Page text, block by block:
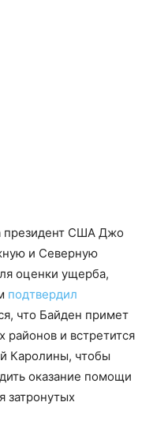
президент США Джо
и Северную
оценки ущерба,
подтвердил
что Байден примет
районов и встретится
Каролины, чтобы
оказание помощи
затронутых